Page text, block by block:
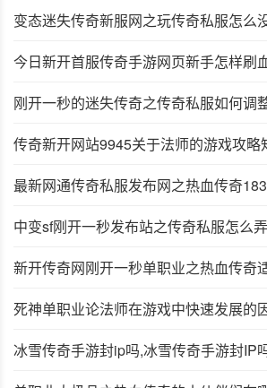
变态迷失传奇新服网之玩传奇私服怎么
今日新开首服传奇手游网页新手怎样刷
刚开一秒的迷失传奇之传奇私服如何调
传奇新开网站9945关于法师的游戏攻略
最新网通传奇私服发布网之热血传奇
中变sf刚开一秒发布站之传奇私服怎么
新开传奇网刚开一秒单职业之热血传奇
死神单职业论法师在游戏中快速发展的
冰雪传奇手游封ip吗,冰雪传奇手游封IP